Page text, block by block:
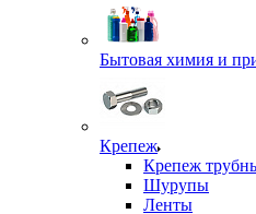
Бытовая химия и
Крепеж
Крепеж
Шурупы
Ленты